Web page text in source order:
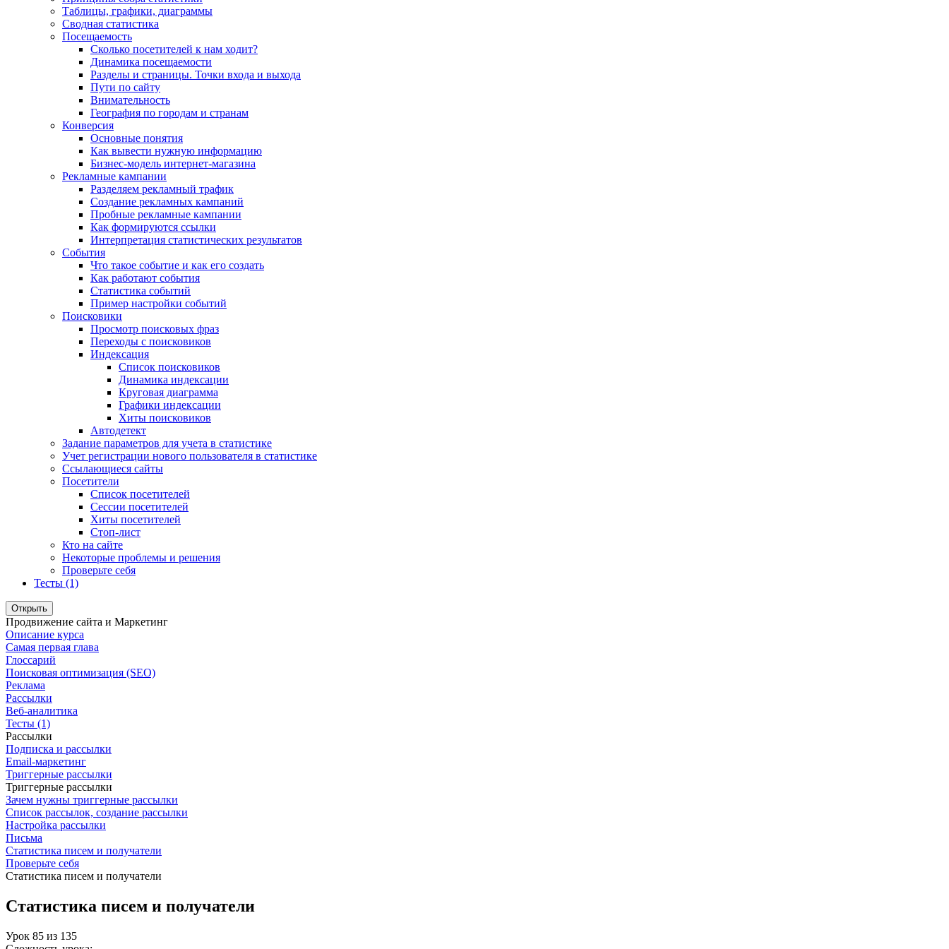
Таблицы, графики, диаграммы
Сводная статистика
Посещаемость
Сколько посетителей к нам ходит?
Динамика посещаемости
Разделы и страницы. Точки входа и выхода
Пути по сайту
Внимательность
География по городам и странам
Конверсия
Основные понятия
Как вывести нужную информацию
Бизнес-модель интернет-магазина
Рекламные кампании
Разделяем рекламный трафик
Создание рекламных кампаний
Пробные рекламные кампании
Как формируются ссылки
Интерпретация статистических результатов
События
Что такое событие и как его создать
Как работают события
Статистика событий
Пример настройки событий
Поисковики
Просмотр поисковых фраз
Переходы с поисковиков
Индексация
Список поисковиков
Динамика индексации
Круговая диаграмма
Графики индексации
Хиты поисковиков
Автодетект
Задание параметров для учета в статистике
Учет регистрации нового пользователя в статистике
Ссылающиеся сайты
Посетители
Список посетителей
Сессии посетителей
Хиты посетителей
Стоп-лист
Кто на сайте
Некоторые проблемы и решения
Проверьте себя
Тесты (1)
Открыть
Продвижение сайта и Маркетинг
Описание курса
Самая первая глава
Глоссарий
Поисковая оптимизация (SEO)
Реклама
Рассылки
Веб-аналитика
Тесты (1)
Рассылки
Подписка и рассылки
Email-маркетинг
Триггерные рассылки
Триггерные рассылки
Зачем нужны триггерные рассылки
Список рассылок, создание рассылки
Настройка рассылки
Письма
Статистика писем и получатели
Проверьте себя
Статистика писем и получатели
Статистика писем и получатели
Урок 85 из 135